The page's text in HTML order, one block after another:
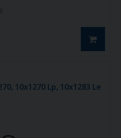
10x1270 Lp, 10x1283 Le